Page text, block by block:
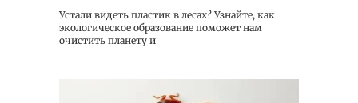
Устали видеть пластик в лесах? Узнайте, как
экологическое образование поможет нам
очистить планету и